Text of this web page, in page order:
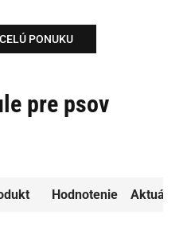
PONUKU
pre psov
Hodnotenie Aktuálna